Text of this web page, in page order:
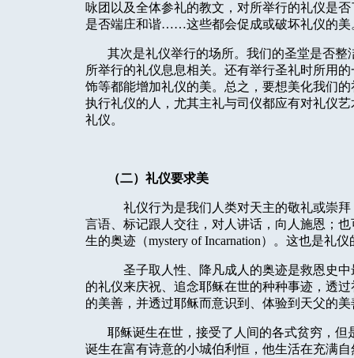
咏团以及全体参礼的教文，对所举行的礼仪是
是否端庄和谐……这些都会促成或破坏礼仪的美
其次是礼仪举行的场所。我们的圣堂是否
所举行的礼仪息息相关。还有举行圣礼时所用
饰等都能增加礼仪的美。总之，要想美化我们
执行礼仪的人，尤其主礼与司仪都应有对礼仪
礼仪。
（二）礼仪要求美
礼仪行为是我们人类对天主的敬礼或崇
言语、标记跟人交往，对人讲话，向人施恩；
生的奥迹（mystery of Incarnation）。这也是礼仪
圣子取人性、降凡成人的奥迹是救恩史
的礼仪来庆祝、追念耶稣在世的种种事迹，透
的美善，并透过耶稣而意识到、体验到天父的
耶稣诞生在世，接受了人间的各式贫穷，
诞生在富有诗意的小城伯利恒，他生活在充满